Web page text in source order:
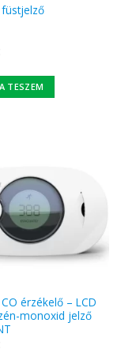
TESZEM
érzékelő – LCD
monoxid jelző